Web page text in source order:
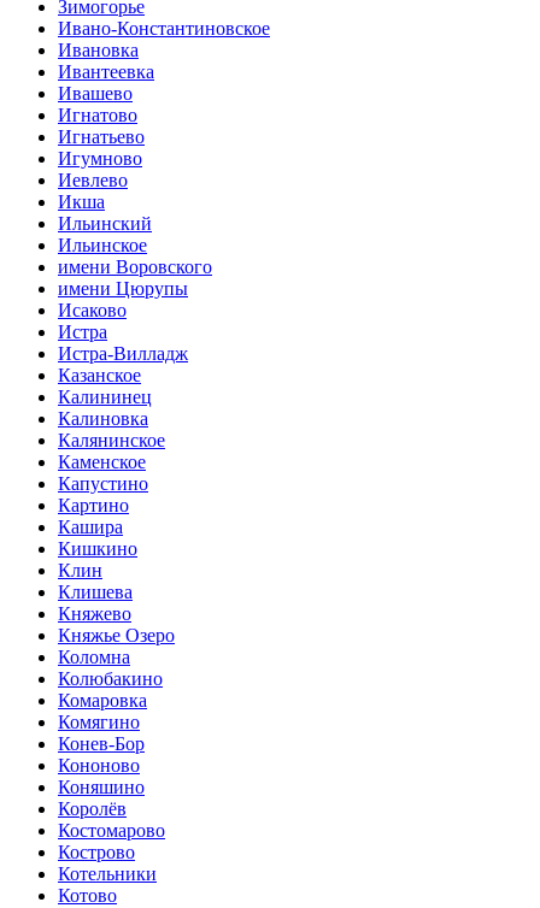
Зимогорье
Ивано-Константиновское
Ивановка
Ивантеевка
Ивашево
Игнатово
Игнатьево
Игумново
Иевлево
Икша
Ильинский
Ильинское
имени Воровского
имени Цюрупы
Исаково
Истра
Истра-Вилладж
Казанское
Калининец
Калиновка
Калянинское
Каменское
Капустино
Картино
Кашира
Кишкино
Клин
Клишева
Княжево
Княжье Озеро
Коломна
Колюбакино
Комаровка
Комягино
Конев-Бор
Кононово
Коняшино
Королёв
Костомарово
Кострово
Котельники
Котово